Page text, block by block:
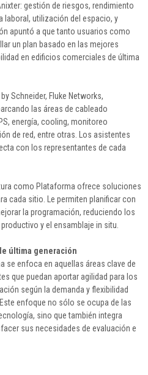
gestión de riesgos, rendimiento
laboral, utilización del espacio, y
apuntó a que tanto usuarios como
un plan basado en las mejores
en edificios comerciales de última
Schneider, Fluke Networks,
las áreas de cableado
energía, cooling, monitoreo
de red, entre otras. Los asistentes
con los representantes de cada
como Plataforma ofrece soluciones
cada sitio. Le permiten planificar con
la programación, reduciendo los
y el ensamblaje in situ.
última generación
se enfoca en aquellas áreas clave de
que puedan aportar agilidad para los
según la demanda y flexibilidad
enfoque no sólo se ocupa de las
sino que también integra
sus necesidades de evaluación e